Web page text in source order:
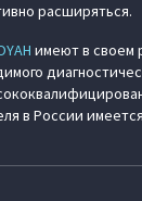
расширяться.
имеют в своем
в России